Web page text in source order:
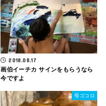
2018.08.17
画伯イーチカ サインをもらうなら
今ですよ
母ゴコロ